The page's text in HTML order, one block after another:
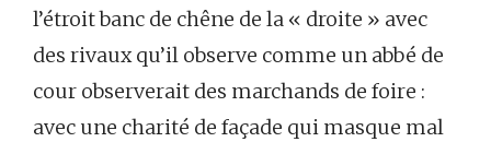
l’étroit banc de chêne de la « droite » avec
des rivaux qu’il observe comme un abbé de
cour observerait des marchands de foire :
avec une charité de façade qui masque mal